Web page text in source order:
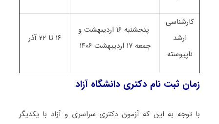
کارشناسی
ارشد
ناپیوسته
پنجشنبه ۱۶ اردیبهشت و
جمعه ۱۷ اردیبهشت ۱۴۰۶
۱۶تا ۲۲آذر
زمان ثبت نام دکتری دانشگاه آزاد
با توجه به این که آزمون دکتری سراسری و آزاد با یکدیگر